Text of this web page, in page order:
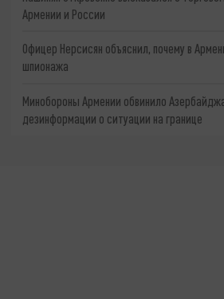
Армении и России
Офицер Нерсисян объяснил, почему в
шпионажа
Минобороны Армении обвинило
дезинформации о ситуации на границе